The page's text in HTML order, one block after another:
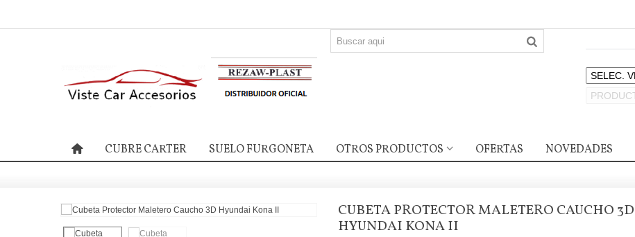
CUBRE CARTER SUELO FURGONETA OTROS PRODUCTOS OFERTAS NOVEDADES
CUBETA PROTECTOR MALETERO CAUCHO 3D
HYUNDAI KONA II